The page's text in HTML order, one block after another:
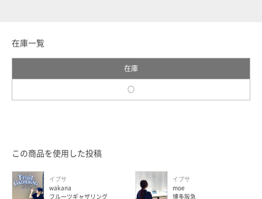
在庫一覧
在庫
○
この商品を使用した投稿
イプサ
wakana
フルーツギャザリング
イプサ
moe
博多阪急